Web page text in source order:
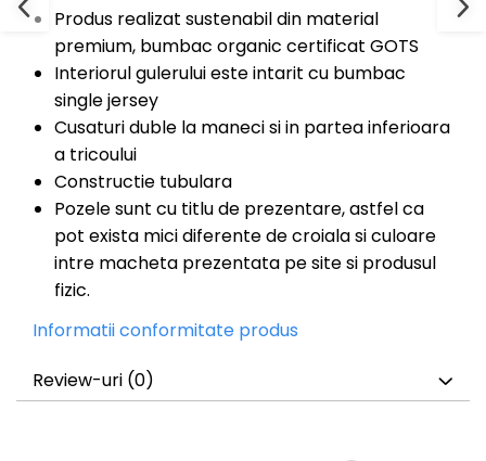
Produs realizat sustenabil din material
premium, bumbac organic certificat GOTS
Interiorul gulerului este intarit cu bumbac
single jersey
Cusaturi duble la maneci si in partea inferioara
a tricoului
Constructie tubulara
Pozele sunt cu titlu de prezentare, astfel ca
pot exista mici diferente de croiala si culoare
intre macheta prezentata pe site si produsul
fizic.
Informatii conformitate produs
Review-uri (0)